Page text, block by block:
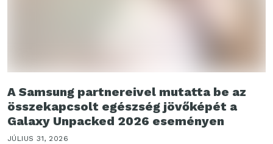
A Samsung partnereivel mutatta be az
összekapcsolt egészség jövőképét a
Galaxy Unpacked 2026 eseményen
JÚLIUS 31, 2026